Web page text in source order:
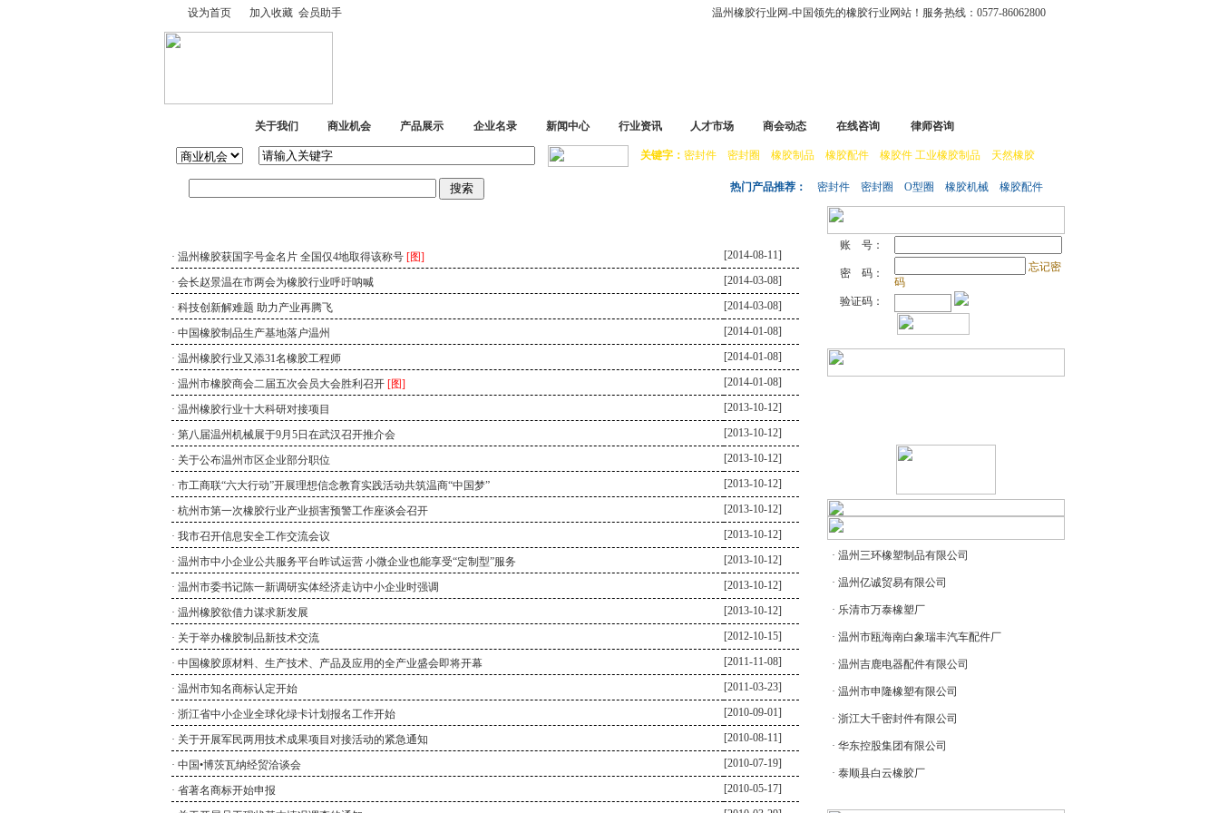
设为首页 加入收藏 会员助手 温州橡胶行业网-中国领先的橡胶行业网站！服务热线：0577-86062800
关于我们 商业机会 产品展示 企业名录 新闻中心 行业资讯 人才市场 商会动态 在线咨询 律师咨询
关键字： 密封件 密封圈 橡胶制品 橡胶配件 橡胶件 工业橡胶制品 天然橡胶
热门产品推荐： 密封件 密封圈 O型圈 橡胶机械 橡胶配件
· 温州橡胶获国字号金名片 全国仅4地取得该称号 [图] [2014-08-11]
· 会长赵景温在市两会为橡胶行业呼吁呐喊 [2014-03-08]
· 科技创新解难题 助力产业再腾飞 [2014-03-08]
· 中国橡胶制品生产基地落户温州 [2014-01-08]
· 温州橡胶行业又添31名橡胶工程师 [2014-01-08]
· 温州市橡胶商会二届五次会员大会胜利召开 [图] [2014-01-08]
· 温州橡胶行业十大科研对接项目 [2013-10-12]
· 第八届温州机械展于9月5日在武汉召开推介会 [2013-10-12]
· 关于公布温州市区企业部分职位 [2013-10-12]
· 市工商联“六大行动”开展理想信念教育实践活动共筑温商“中国梦” [2013-10-12]
· 杭州市第一次橡胶行业产业损害预警工作座谈会召开 [2013-10-12]
· 我市召开信息安全工作交流会议 [2013-10-12]
· 温州市中小企业公共服务平台昨试运营 小微企业也能享受“定制型”服务 [2013-10-12]
· 温州市委书记陈一新调研实体经济走访中小企业时强调 [2013-10-12]
· 温州橡胶欲借力谋求新发展 [2013-10-12]
· 关于举办橡胶制品新技术交流 [2012-10-15]
· 中国橡胶原材料、生产技术、产品及应用的全产业盛会即将开幕 [2011-11-08]
· 温州市知名商标认定开始 [2011-03-23]
· 浙江省中小企业全球化绿卡计划报名工作开始 [2010-09-01]
· 关于开展军民两用技术成果项目对接活动的紧急通知 [2010-08-11]
· 中国•博茨瓦纳经贸洽谈会 [2010-07-19]
· 省著名商标开始申报 [2010-05-17]
账 号：
密 码：
忘记密
码
验证码：
· 温州三环橡塑制品有限公司
· 温州亿诚贸易有限公司
· 乐清市万泰橡塑厂
· 温州市瓯海南白象瑞丰汽车配件厂
· 温州吉鹿电器配件有限公司
· 温州市申隆橡塑有限公司
· 浙江大千密封件有限公司
· 华东控股集团有限公司
· 泰顺县白云橡胶厂